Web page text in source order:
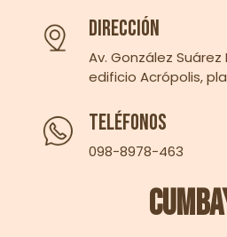
Dirección
Av. González
edificio Acrópolis,
Teléfonos
098-8978-463‬